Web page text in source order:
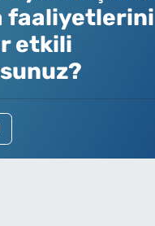
faaliyetlerini
etkili